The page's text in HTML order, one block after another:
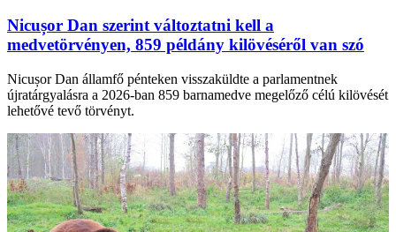
Nicușor Dan szerint változtatni kell a
medvetörvényen, 859 példány kilövéséről van szó
Nicușor Dan államfő pénteken visszaküldte a parlamentnek
újratárgyalásra a 2026-ban 859 barnamedve megelőző célú kilövését
lehetővé tevő törvényt.